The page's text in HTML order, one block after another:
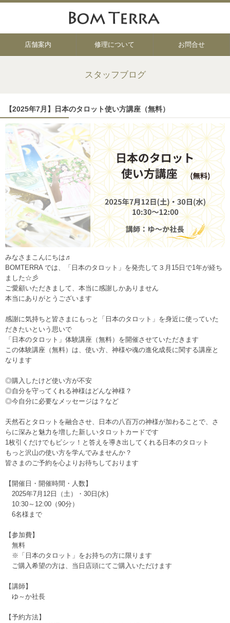
店舗案内 修理について お問合せ
スタッフブログ
【2025年7月】日本のタロット使い方講座（無料）
みなさまこんにちは♬
BOMTERRA では、「日本のタロット」を発売して３月15日で1年が経ち
ました☆彡
ご愛顧いただきまして、本当に感謝しかありません
本当にありがとうございます
感謝に気持ちと皆さまにもっと「日本のタロット」を身近に使っていた
だきたいという思いで
「日本のタロット」体験講座（無料）を開催させていただきます
この体験講座（無料）は、使い方、神様や魂の進化成長に関する講座と
なります
◎購入したけど使い方が不安
◎自分を守ってくれる神様はどんな神様？
◎今自分に必要なメッセージは？など
天然石とタロットを融合させ、日本の八百万の神様が加わることで、さ
らに深みと魅力を増した新しいタロットカードです
1枚引くだけでもビシッ！と答えを導き出してくれる日本のタロット
もっと沢山の使い方を学んでみませんか？
皆さまのご予約を心よりお待ちしております
【開催日・開催時間・人数】
2025年7月12日（土）・30日(水)
10:30～12:00（90分）
6名様まで
【参加費】
無料
※「日本のタロット」をお持ちの方に限ります
ご購入希望の方は、当日店頭にてご購入いただけます
【講師】
ゆ～か社長
【予約方法】